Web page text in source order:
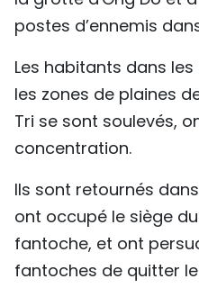
postes d’ennemis
Les habitants dans
les zones de plaines
Tri se sont soulevés,
concentration.
Ils sont retournés
ont occupé le siège
fantoche, et ont
fantoches de quitter